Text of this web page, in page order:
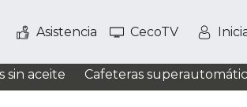
Asistencia CecoTV
sin aceite Cafeteras